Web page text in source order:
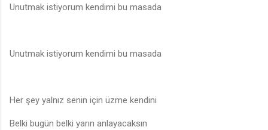
Unutmak istiyorum kendimi bu masada
Unutmak istiyorum kendimi bu masada
Her şey yalnız senin için üzme kendini
Belki bugün belki yarın anlayacaksın